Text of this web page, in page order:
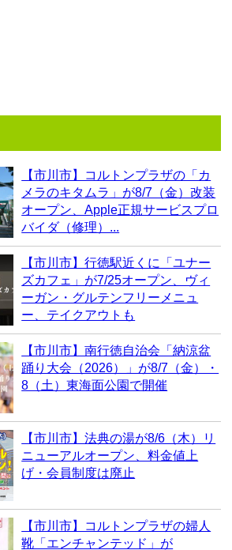
【市川市】コルトンプラザの「カ
メラのキタムラ」が8/7（金）改装
オープン、Apple正規サービスプロ
バイダ（修理）...
【市川市】行徳駅近くに「ユナー
ズカフェ」が7/25オープン、ヴィ
ーガン・グルテンフリーメニュ
ー、テイクアウトも
【市川市】南行徳自治会「納涼盆
踊り大会（2026）」が8/7（金）・
8（土）東海面公園で開催
【市川市】法典の湯が8/6（木）リ
ニューアルオープン、料金値上
げ・会員制度は廃止
【市川市】コルトンプラザの婦人
靴「エンチャンテッド」が